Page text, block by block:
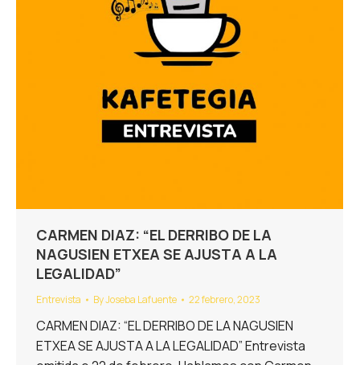
CARMEN DIAZ: “EL DERRIBO DE LA
NAGUSIEN ETXEA SE AJUSTA A LA
LEGALIDAD”
Entrevista ByJoseba Lafuente 22 febrero, 2023
CARMEN DIAZ: “EL DERRIBO DE LA NAGUSIEN
ETXEA SE AJUSTA A LA LEGALIDAD” Entrevista